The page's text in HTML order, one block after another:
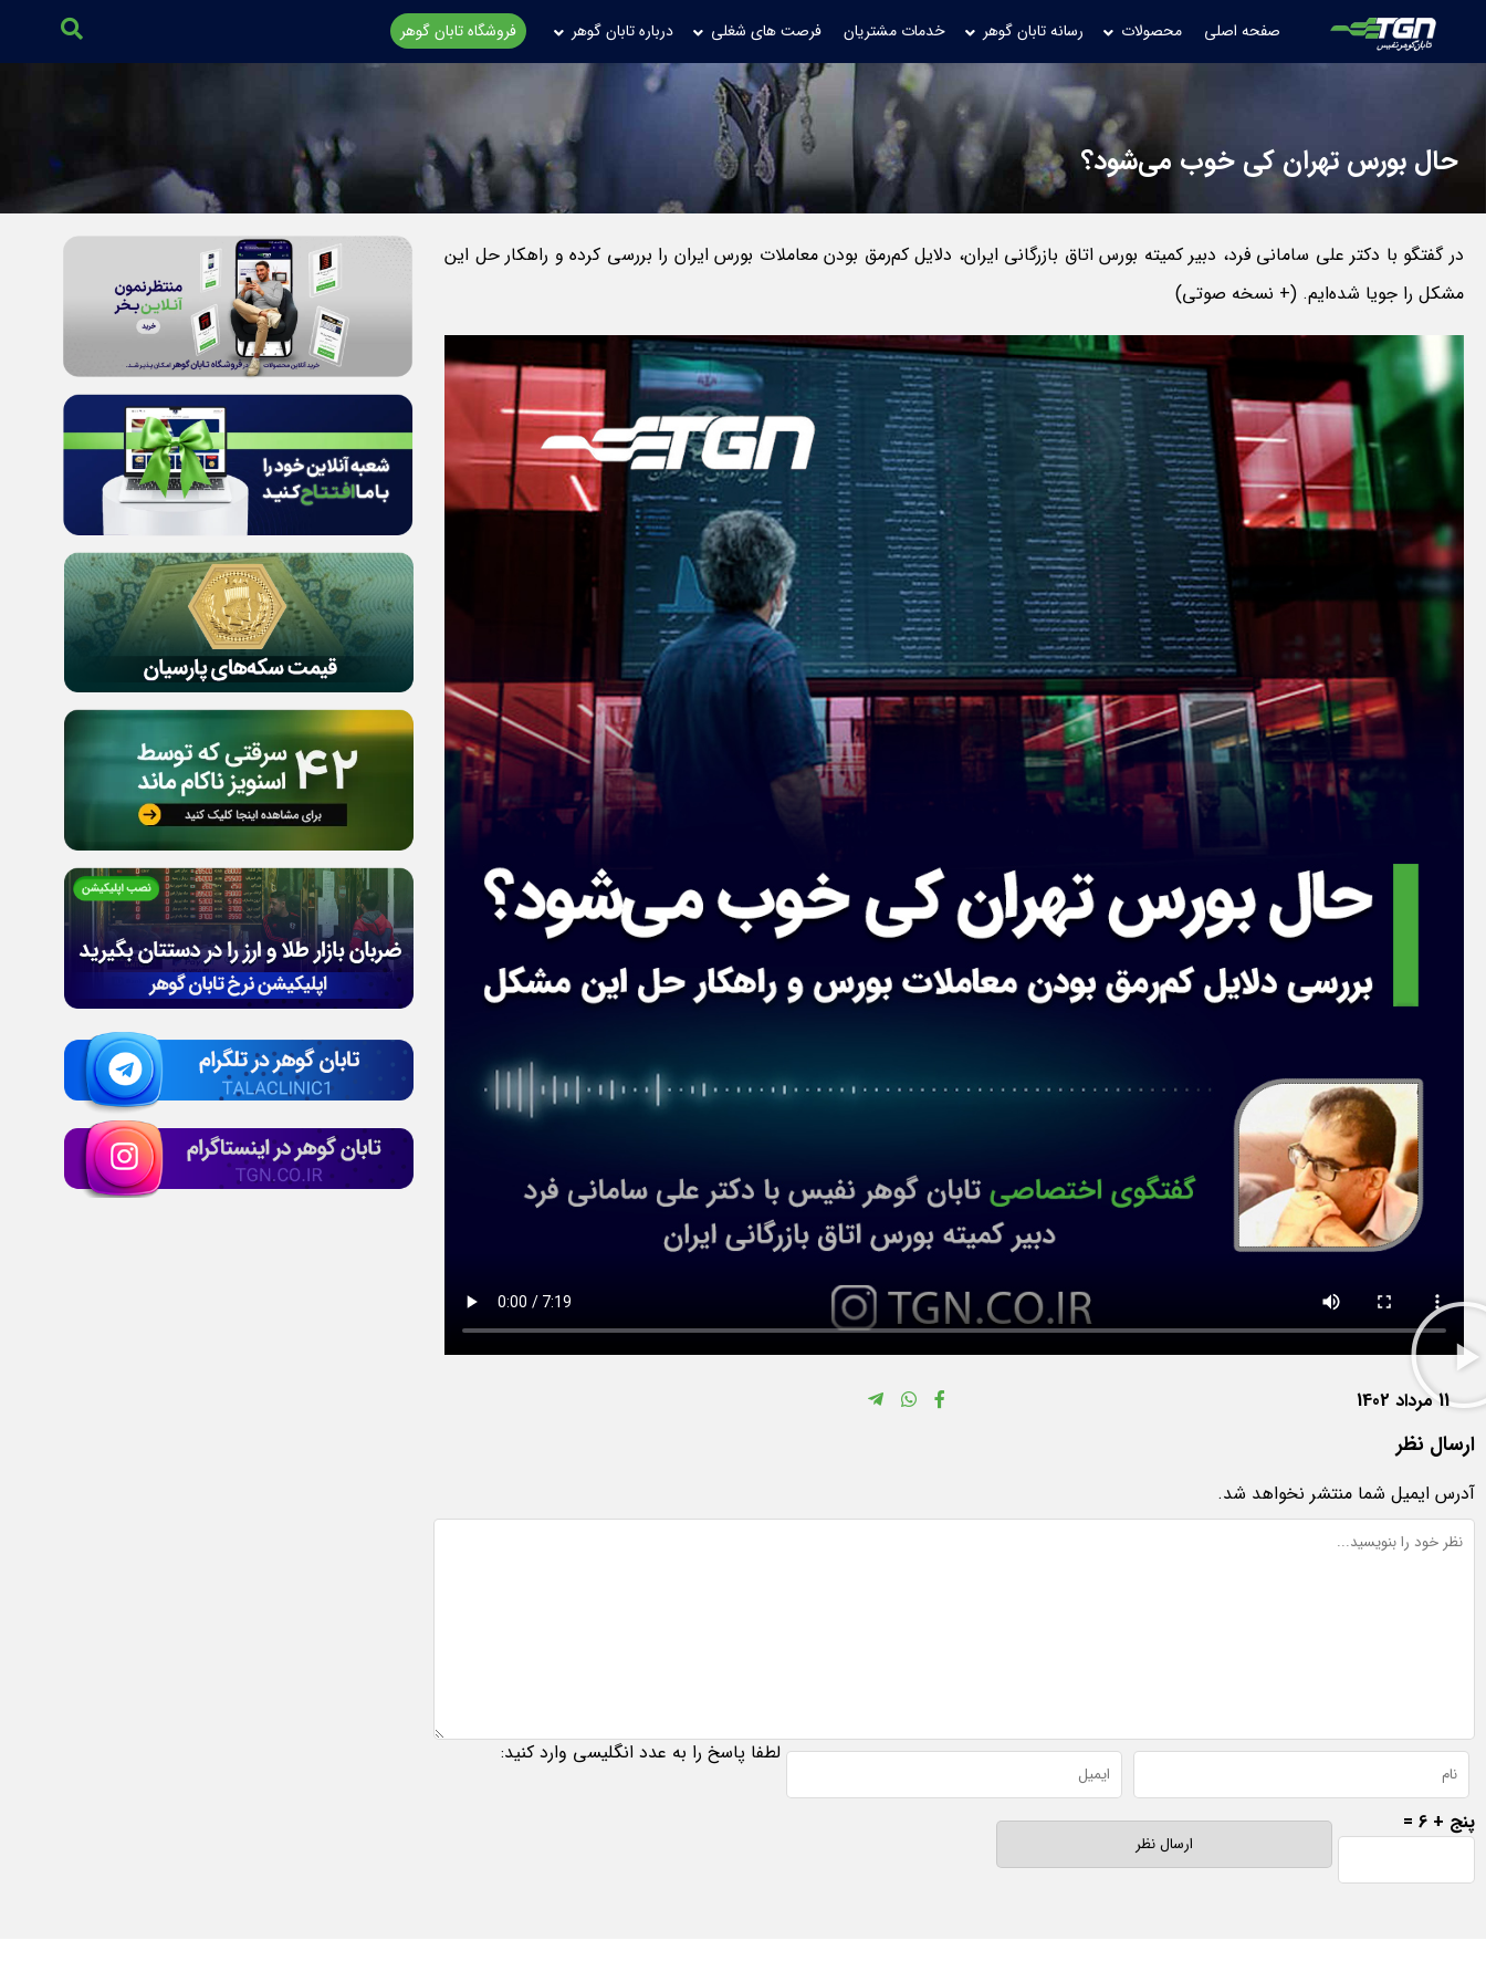
صفحه اصلی محصولات رسانه تابان گوهر خدمات مشتریان فرصت های شغلی درباره تابان گوهر فروشگاه تابان گوهر
حال بورس تهران کی خوب می‌شود؟
در گفتگو با دکتر علی سامانی فرد، دبیر کمیته بورس اتاق بازرگانی ایران، دلایل کم‌رمق بودن معاملات بورس ایران را بررسی کرده و راهکار حل این
مشکل را جویا شده‌ایم. (+ نسخه صوتی)
11 مرداد 1402
ارسال نظر
آدرس ایمیل شما منتشر نخواهد شد.
لطفا پاسخ را به عدد انگلیسی وارد کنید:
پنج + 6 =